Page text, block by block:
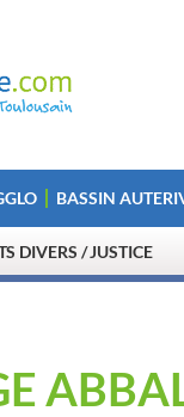
BASSIN
DIVERS / JUSTICE